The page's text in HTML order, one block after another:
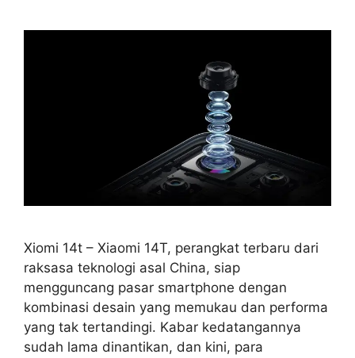
Xiomi 14t – Xiaomi 14T, perangkat terbaru dari
raksasa teknologi asal China, siap
mengguncang pasar smartphone dengan
kombinasi desain yang memukau dan performa
yang tak tertandingi. Kabar kedatangannya
sudah lama dinantikan, dan kini, para